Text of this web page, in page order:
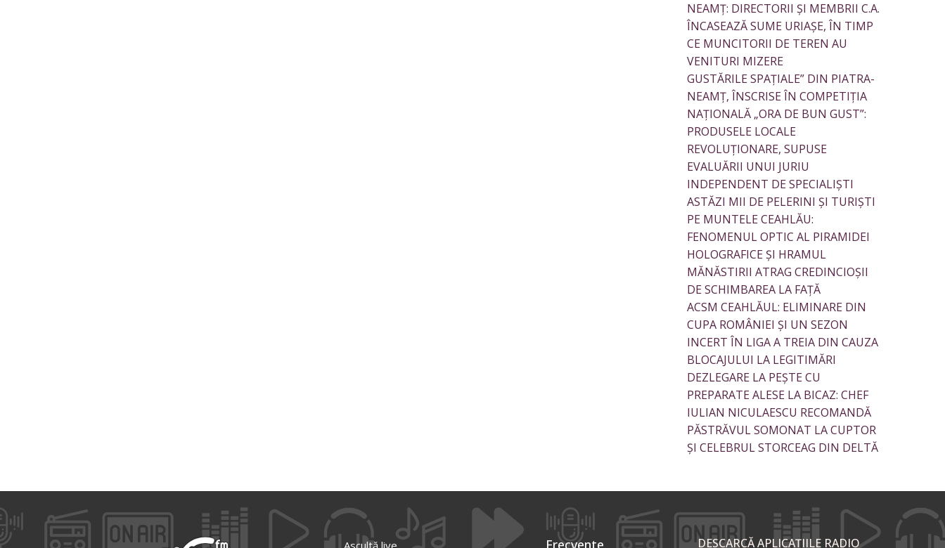
NEAMȚ: DIRECTORII ȘI MEMBRII C.A.
ÎNCASEAZĂ SUME URIAȘE, ÎN TIMP
CE MUNCITORII DE TEREN AU
VENITURI MIZERE
GUSTĂRILE SPAȚIALE” DIN PIATRA-
NEAMȚ, ÎNSCRISE ÎN COMPETIȚIA
NAȚIONALĂ „ORA DE BUN GUST”:
PRODUSELE LOCALE
REVOLUȚIONARE, SUPUSE
EVALUĂRII UNUI JURIU
INDEPENDENT DE SPECIALIȘTI
ASTĂZI MII DE PELERINI ȘI TURIȘTI
PE MUNTELE CEAHLĂU:
FENOMENUL OPTIC AL PIRAMIDEI
HOLOGRAFICE ȘI HRAMUL
MĂNĂSTIRII ATRAG CREDINCIOȘII
DE SCHIMBAREA LA FAȚĂ
ACSM CEAHLĂUL: ELIMINARE DIN
CUPA ROMÂNIEI ȘI UN SEZON
INCERT ÎN LIGA A TREIA DIN CAUZA
BLOCAJULUI LA LEGITIMĂRI
DEZLEGARE LA PEȘTE CU
PREPARATE ALESE LA BICAZ: CHEF
IULIAN NICULAESCU RECOMANDĂ
PĂSTRĂVUL SOMONAT LA CUPTOR
ȘI CELEBRUL STORCEAG DIN DELTĂ
Frecvente DESCARCĂ APLICAȚIILE RADIO